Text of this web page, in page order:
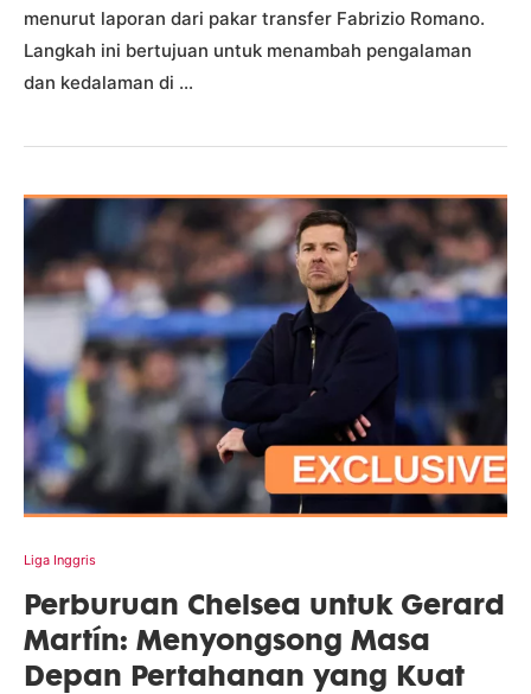
menurut laporan dari pakar transfer Fabrizio Romano.
Langkah ini bertujuan untuk menambah pengalaman
dan kedalaman di …
Liga Inggris
Perburuan Chelsea untuk Gerard
Martín: Menyongsong Masa
Depan Pertahanan yang Kuat